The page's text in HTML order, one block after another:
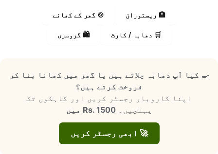
🏨 ریستوران 🍲 گھر کے کھانے
🛒 دھابہ / کارٹ 🛍️ گروسری
🍳 کیا آپ دھابہ چلاتے ہیں یا گھر میں کھانا بنا کر
فروخت کرتے ہیں؟
اپنا کاروبار رجسٹر کریں اور گاہکوں تک
پہنچیں۔Rs. 1500 میں
🚀 ابھی رجسٹر کریں